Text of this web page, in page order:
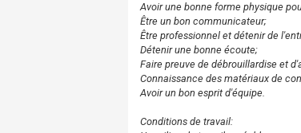
Avoir une bonne forme physique
Être un bon communicateur;
Être professionnel et détenir de
Détenir une bonne écoute;
Faire preuve de débrouillardise et
Connaissance des matériaux de
Avoir un bon esprit d'équipe.
Conditions de travail: